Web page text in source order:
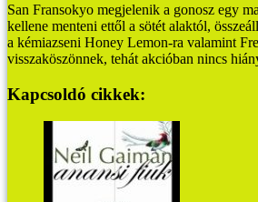
San Fransokyo megjelenik a gonosz egy
kellene menteni ettől a sötét alaktól,
a kémiazseni Honey Lemon-ra valamint
visszaköszönnek, tehát akcióban nincs
Kapcsoldó cikkek: